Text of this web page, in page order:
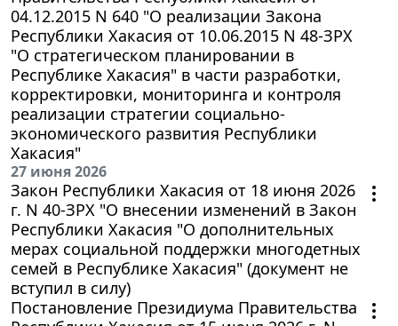
04.12.2015 N 640 "О реализации Закона
Республики Хакасия от 10.06.2015 N 48-ЗРХ
"О стратегическом планировании в
Республике Хакасия" в части разработки,
корректировки, мониторинга и контроля
реализации стратегии социально-
экономического развития Республики
Хакасия"
27 июня 2026
Закон Республики Хакасия от 18 июня 2026
г. N 40-ЗРХ "О внесении изменений в Закон
Республики Хакасия "О дополнительных
мерах социальной поддержки многодетных
семей в Республике Хакасия" (документ не
вступил в силу)
Постановление Президиума Правительства